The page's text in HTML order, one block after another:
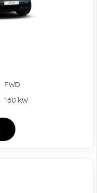
FWD
160 kW